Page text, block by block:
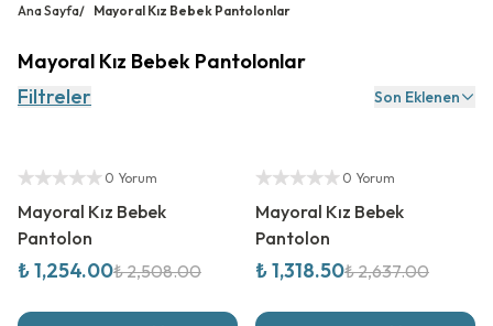
Ana Sayfa/ Mayoral Kız Bebek Pantolonlar
Mayoral Kız Bebek Pantolonlar
Filtreler
Son Eklenen
Yetkili Satıcı
0 Yorum
Mayoral Kız Bebek
Pantolon
₺ 1,254.00₺ 2,508.00
Yetkili Satıcı
0 Yorum
Mayoral Kız Bebek
Pantolon
₺ 1,318.50₺ 2,637.00